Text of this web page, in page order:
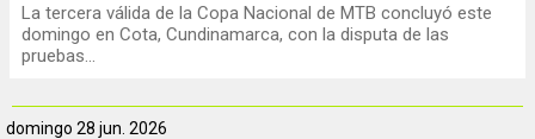
La tercera válida de la Copa Nacional de MTB concluyó este
domingo en Cota, Cundinamarca, con la disputa de las
pruebas...
domingo 28 jun. 2026